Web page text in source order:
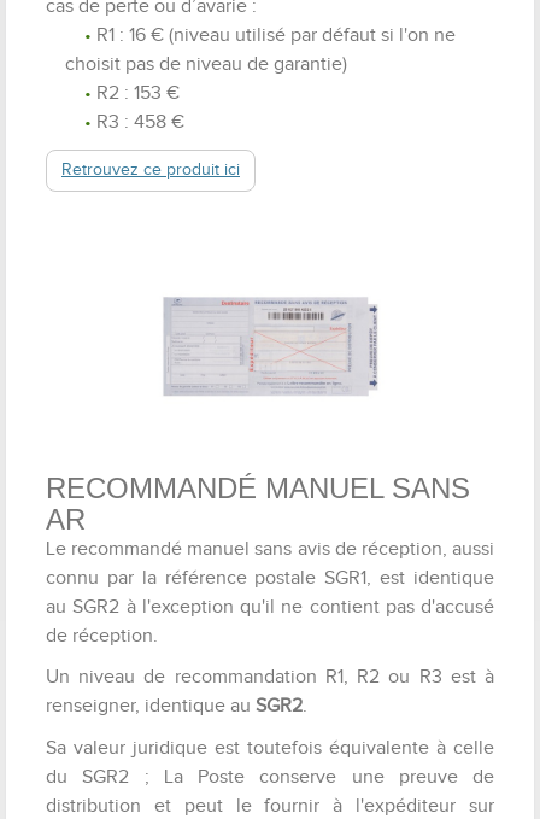
cas de perte ou d’avarie :
R1 : 16 € (niveau utilisé par défaut si l'on ne
choisit pas de niveau de garantie)
R2 : 153 €
R3 : 458 €
Retrouvez ce produit ici
RECOMMANDÉ MANUEL SANS
AR
Le recommandé manuel sans avis de réception, aussi
connu par la référence postale SGR1, est identique
au SGR2 à l'exception qu'il ne contient pas d'accusé
de réception.
Un niveau de recommandation R1, R2 ou R3 est à
renseigner, identique au SGR2.
Sa valeur juridique est toutefois équivalente à celle
du SGR2 ; La Poste conserve une preuve de
distribution et peut le fournir à l'expéditeur sur